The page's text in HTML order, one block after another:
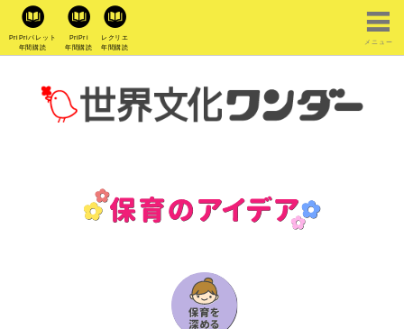
PriPriパレット
年間購読
PriPri
年間購読
レクリエ
年間購読
メニュー